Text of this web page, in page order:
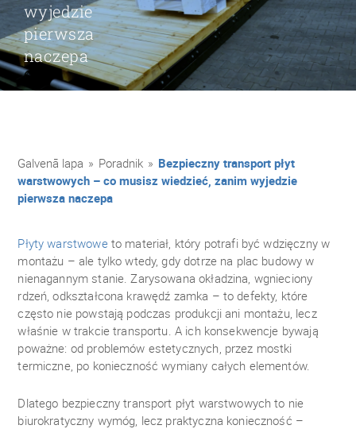
wyjedzie
pierwsza
naczepa
Galvenā lapa » Poradnik » Bezpieczny transport płyt
warstwowych – co musisz wiedzieć, zanim wyjedzie
pierwsza naczepa
Płyty warstwoweto materiał, który potrafi być wdzięczny w
montażu – ale tylko wtedy, gdy dotrze na plac budowy w
nienagannym stanie. Zarysowana okładzina, wgnieciony
rdzeń, odkształcona krawędź zamka – to defekty, które
często nie powstają podczas produkcji ani montażu, lecz
właśnie w trakcie transportu. A ich konsekwencje bywają
poważne: od problemów estetycznych, przez mostki
termiczne, po konieczność wymiany całych elementów.
Dlatego bezpieczny transport płyt warstwowych to nie
biurokratyczny wymóg, lecz praktyczna konieczność –